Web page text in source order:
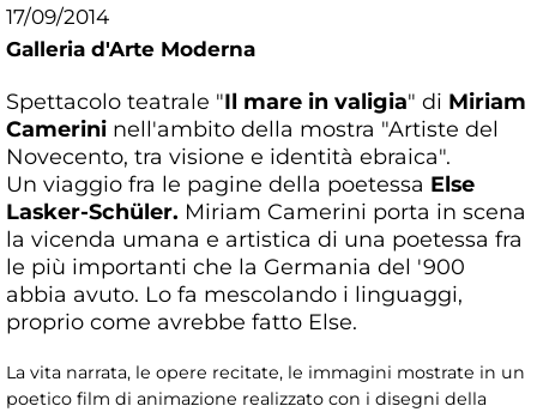
17/09/2014
Galleria d'Arte Moderna
Spettacolo teatrale "Il mare in valigia" di Miriam
Camerini nell'ambito della mostra "Artiste del
Novecento, tra visione e identità ebraica".
Un viaggio fra le pagine della poetessa Else
Lasker-Schüler. Miriam Camerini porta in scena
la vicenda umana e artistica di una poetessa fra
le più importanti che la Germania del '900
abbia avuto. Lo fa mescolando i linguaggi,
proprio come avrebbe fatto Else.
La vita narrata, le opere recitate, le immagini mostrate in un
poetico film di animazione realizzato con i disegni della